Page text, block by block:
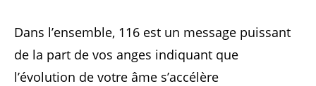
Dans l’ensemble, 116 est un message puissant
de la part de vos anges indiquant que
l’évolution de votre âme s’accélère